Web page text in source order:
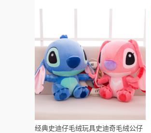
经典史迪仔毛绒玩具史迪奇毛绒公仔